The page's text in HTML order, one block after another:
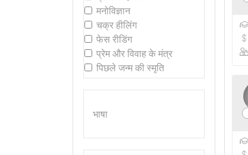
मनोविज्ञान
चक्र हीलिंग
फेस रीडिंग
प्रेम और विवाह के मंत्र
पिछले जन्म की स्मृति
भाषा